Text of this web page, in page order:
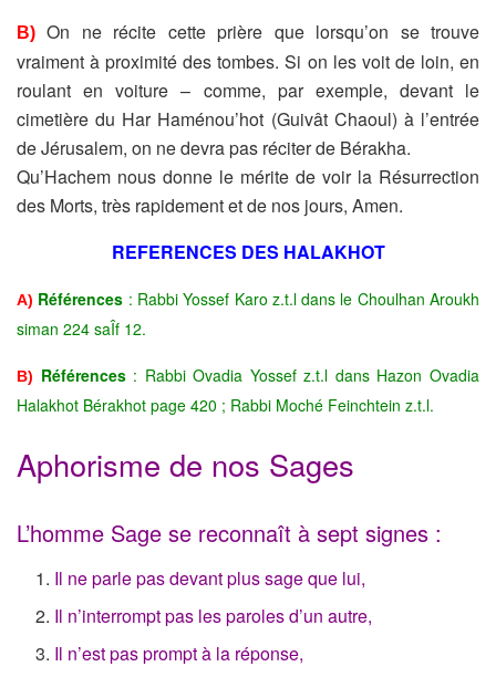
B)On ne récite cette prière que lorsqu’on se trouve
vraiment à proximité des tombes. Si on les voit de loin, en
roulant en voiture – comme, par exemple, devant le
cimetière du Har Haménou’hot (Guivât Chaoul) à l’entrée
de Jérusalem, on ne devra pas réciter de Bérakha.
Qu’Hachem nous donne le mérite de voir la Résurrection
des Morts, très rapidement et de nos jours, Amen.
REFERENCES DES HALAKHOT
A) Références : Rabbi Yossef Karo z.t.l dans le Choulhan Aroukh
siman 224 saÎf 12.
B) Références: Rabbi Ovadia Yossef z.t.l dans Hazon Ovadia
Halakhot Bérakhot page 420 ; Rabbi Moché Feinchtein z.t.l.
Aphorisme de nos Sages
L’homme Sage se reconnaît à sept signes :
Il ne parle pas devant plus sage que lui,
Il n’interrompt pas les paroles d’un autre,
Il n’est pas prompt à la réponse,